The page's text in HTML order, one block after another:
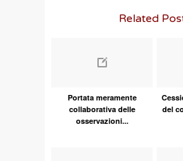
Related
Portata meramente
collaborativa delle
osservazioni...
del